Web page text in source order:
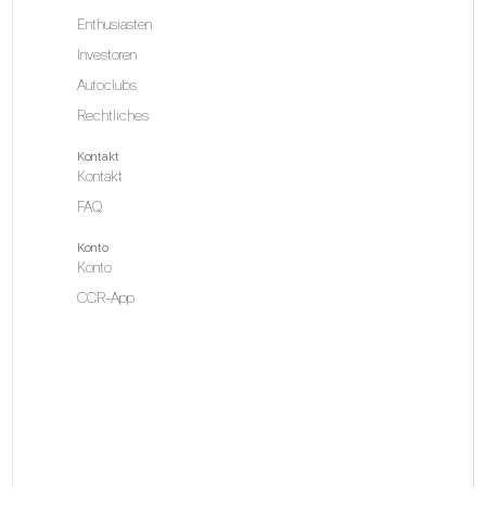
Enthusiasten
Investoren
Autoclubs
Rechtliches
Kontakt
Kontakt
FAQ
Konto
Konto
CCR-App